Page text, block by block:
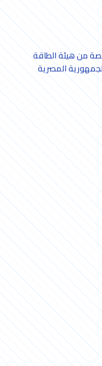
من هيئة الطاقة
المصرية